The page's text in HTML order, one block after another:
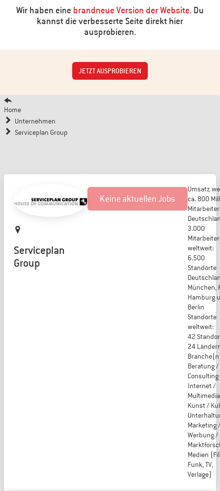
Wir haben eine brandneue Version der Website. Du
kannst die verbesserte Seite direkt hier
ausprobieren.
JETZT AUSPROBIEREN
Home
Unternehmen
Serviceplan Group
Serviceplan
Group
Umsatz
ca. 800
3.000
weltweit:
6.500
Standorte
München,
Hamburg
Berlin
Standorte
weltweit:
42
24
Beratung /
Consulting
Internet /
Kunst /
Marketing /
Werbung /
Medien
Funk, TV,
Verlage)
Keine aktuellen Jobs